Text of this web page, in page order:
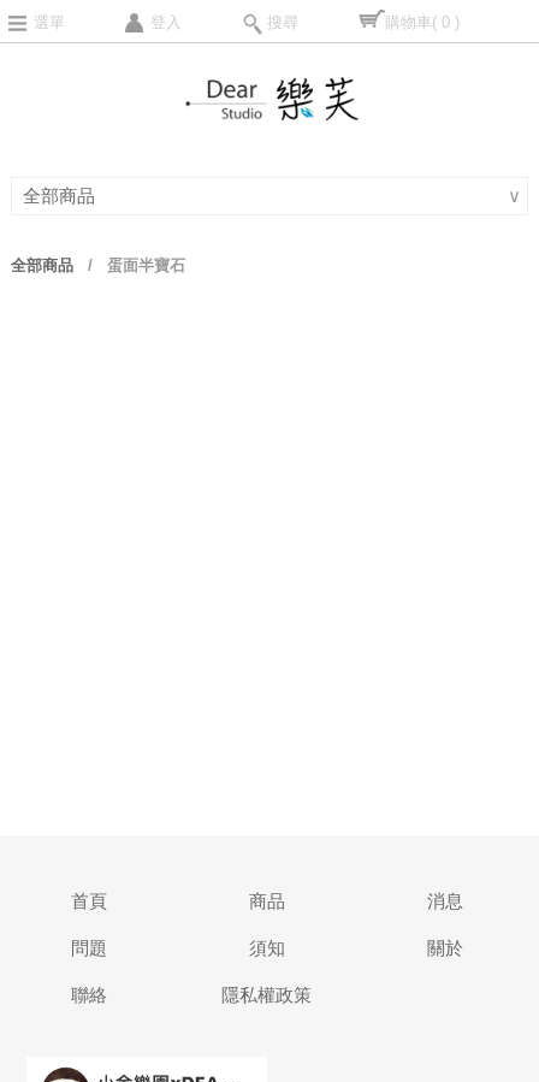
選單 登入 搜尋 購物車( 0 )
全部商品 ∨
全部商品/ 蛋面半寶石
首頁 商品 消息
問題 須知 關於
聯絡 隱私權政策